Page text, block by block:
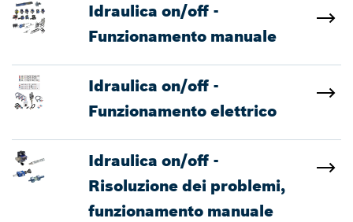
Idraulica on/off -
Funzionamento manuale
Idraulica on/off -
Funzionamento elettrico
Idraulica on/off -
Risoluzione dei problemi,
funzionamento manuale